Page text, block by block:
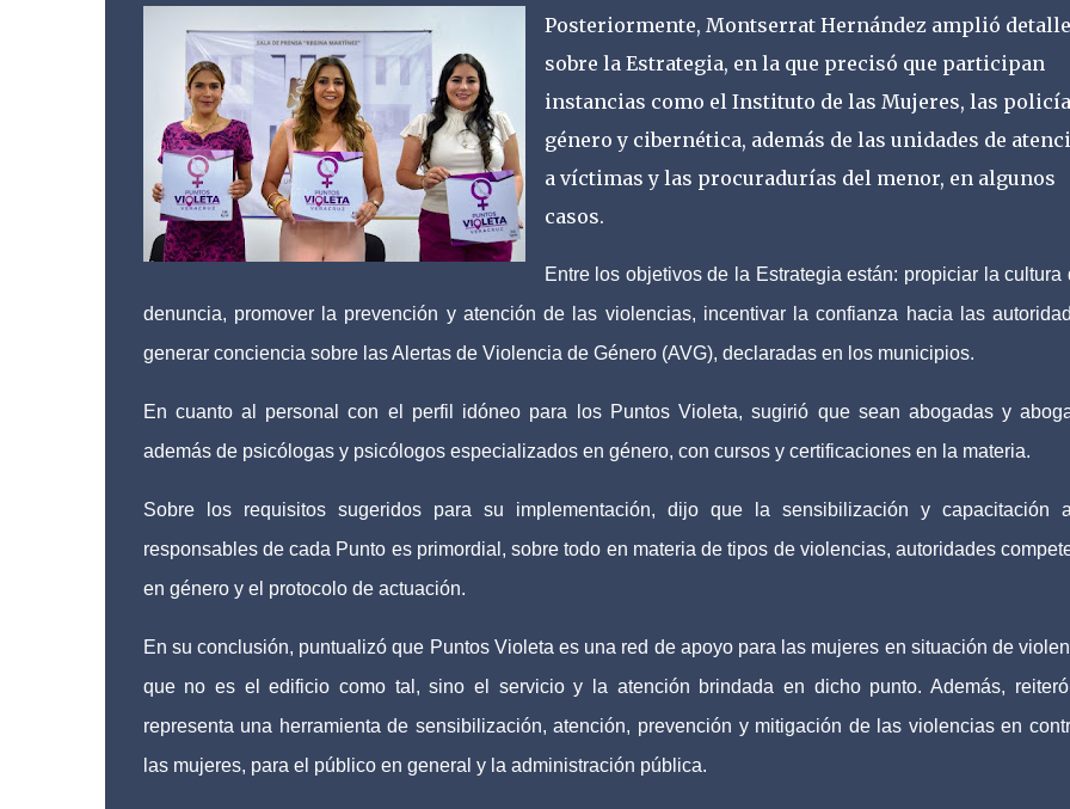
Posteriormente, Montserrat Hernández amplió
sobre la Estrategia, en la que precisó que participan
instancias como el Instituto de las Mujeres, las
género y cibernética, además de las unidades de
a víctimas y las procuradurías del menor, en algunos
casos.
Entre los objetivos de la Estrategia están: propiciar la cultura
denuncia, promover la prevención y atención de las violencias, incentivar la confianza hacia las
generar conciencia sobre las Alertas de Violencia de Género (AVG), declaradas en los municipios.
En cuanto al personal con el perfil idóneo para los Puntos Violeta, sugirió que sean abogadas y
además de psicólogas y psicólogos especializados en género, con cursos y certificaciones en la materia.
Sobre los requisitos sugeridos para su implementación, dijo que la sensibilización y capacitación
responsables de cada Punto es primordial, sobre todo en materia de tipos de violencias, autoridades
en género y el protocolo de actuación.
En su conclusión, puntualizó que Puntos Violeta es una red de apoyo para las mujeres en situación de
que no es el edificio como tal, sino el servicio y la atención brindada en dicho punto. Además,
representa una herramienta de sensibilización, atención, prevención y mitigación de las violencias en
las mujeres, para el público en general y la administración pública.